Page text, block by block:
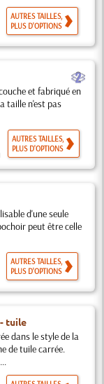
AUTRES TAILLES,
PLUS D'OPTIONS
b
et fabriqué en
taille n'est pas
AUTRES TAILLES,
PLUS D'OPTIONS
d'une seule
peut être celle
AUTRES TAILLES,
PLUS D'OPTIONS
tuile
dans le style de la
de tuile carrée.